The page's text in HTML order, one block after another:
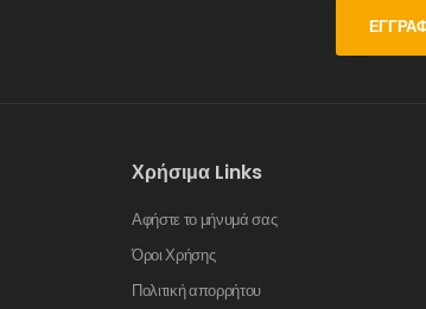
Χρήσιμα Links
Αφήστε το μήνυμά σας
Όροι Χρήσης
Πολιτική απορρήτου